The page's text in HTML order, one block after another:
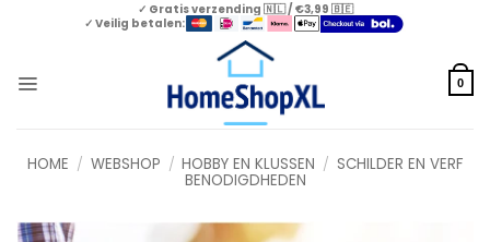
✓ Gratis verzending 🇳🇱 / €3,99 🇧🇪
✓ Veilig betalen:
0
HOME / WEBSHOP / HOBBY EN KLUSSEN / SCHILDER EN VERF
BENODIGDHEDEN